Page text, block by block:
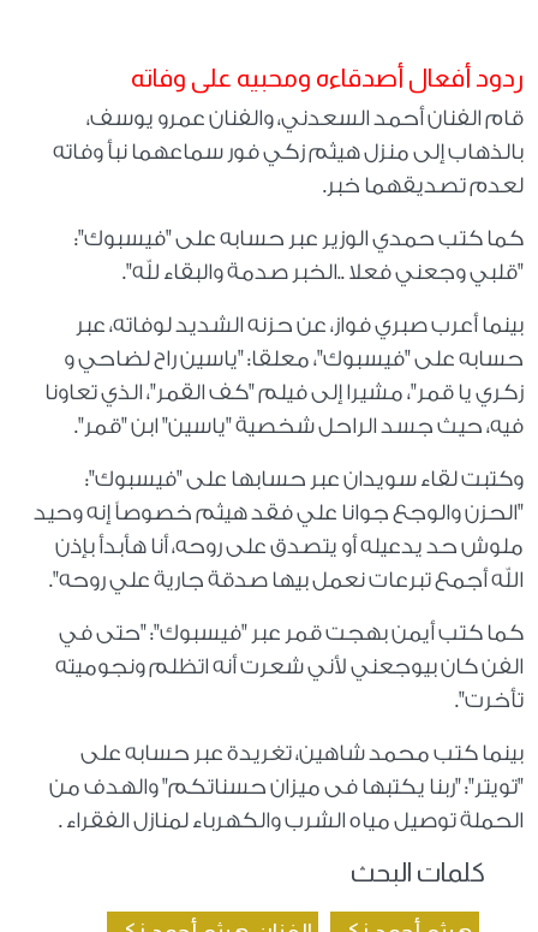
ردود أفعال أصدقاءه ومحبيه على وفاته
قام الفنان أحمد السعدني، والفنان عمرو يوسف،
بالذهاب إلى منزل هيثم زكي فور سماعهما نبأ وفاته
لعدم تصديقهما خبر.
كما كتب حمدي الوزير عبر حسابه على "فيسبوك":
"قلبي وجعني فعلا ..الخبر صدمة والبقاء لله".
بينما أعرب صبري فواز، عن حزنه الشديد لوفاته، عبر
حسابه على "فيسبوك"، معلقا: "ياسين راح لضاحي و
زكري يا قمر"، مشيرا إلى فيلم "كف القمر"، الذي تعاونا
فيه، حيث جسد الراحل شخصية "ياسين" ابن "قمر".
وكتبت لقاء سويدان عبر حسابها على "فيسبوك":
"الحزن والوجع جوانا علي فقد هيثم خصوصاً إنه وحيد
ملوش حد يدعيله أو يتصدق على روحه، أنا هأبدأ بإذن
الله أجمع تبرعات نعمل بيها صدقة جارية علي روحه".
كما كتب أيمن بهجت قمر عبر "فيسبوك": "حتى في
الفن كان بيوجعني لأني شعرت أنه اتظلم ونجوميته
تأخرت".
بينما كتب محمد شاهين، تغريدة عبر حسابه على
"تويتر": "ربنا يكتبها فى ميزان حسناتكم" والهدف من
الحملة توصيل مياه الشرب والكهرباء لمنازل الفقراء .
كلمات البحث